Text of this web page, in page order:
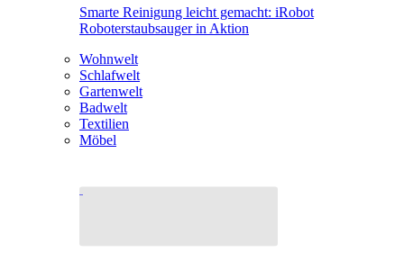
Smarte Reinigung leicht gemacht: iRobot
Roboterstaubsauger in Aktion
Wohnwelt
Schlafwelt
Gartenwelt
Badwelt
Textilien
Möbel